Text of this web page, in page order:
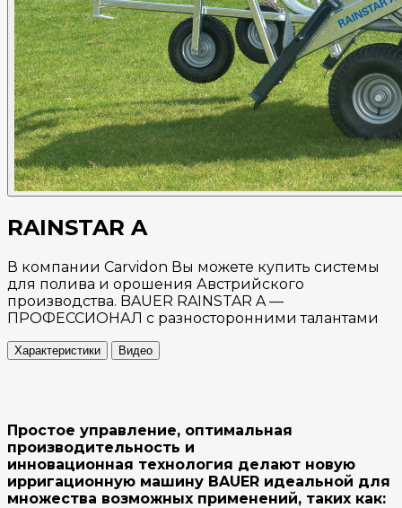
RAINSTAR A
В компании Carvidon Вы можете купить системы
для полива и орошения Австрийского
производства. BAUER RAINSTAR A —
ПРОФЕССИОНАЛ с разносторонними талантами
Характеристики Видео
Простое управление, оптимальная
производительность и
инновационная технология делают новую
ирригационную машину BAUER идеальной для
множества возможных применений, таких как: